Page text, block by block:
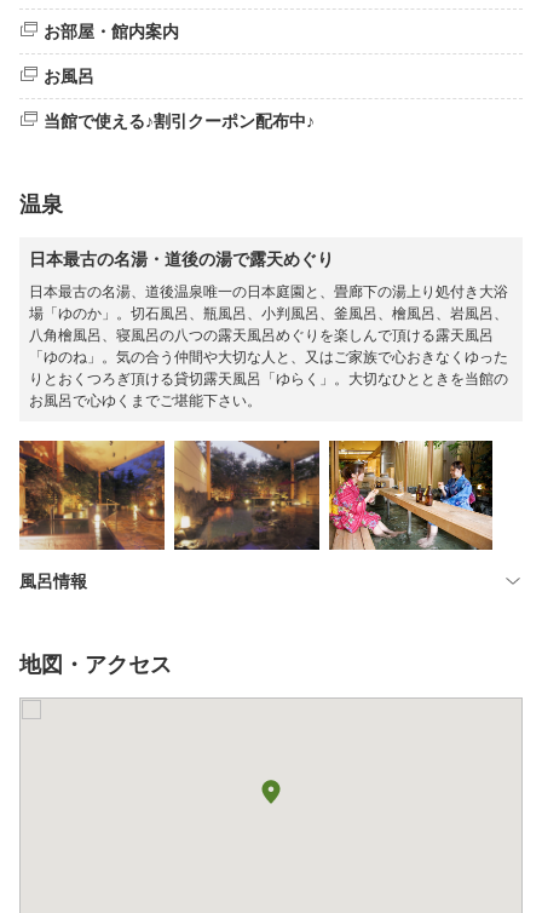
お部屋・館内案内
お風呂
当館で使える♪割引クーポン配布中♪
温泉
日本最古の名湯・道後の湯で露天めぐり
日本最古の名湯、道後温泉唯一の日本庭園と、畳廊下の湯上り処付き大浴
場「ゆのか」。切石風呂、瓶風呂、小判風呂、釜風呂、檜風呂、岩風呂、
八角檜風呂、寝風呂の八つの露天風呂めぐりを楽しんで頂ける露天風呂
「ゆのね」。気の合う仲間や大切な人と、又はご家族で心おきなくゆった
りとおくつろぎ頂ける貸切露天風呂「ゆらく」。大切なひとときを当館の
お風呂で心ゆくまでご堪能下さい。
風呂情報
地図・アクセス